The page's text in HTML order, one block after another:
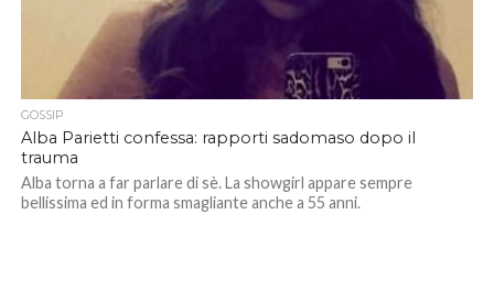
GOSSIP
Alba Parietti confessa: rapporti sadomaso dopo il
trauma
Alba torna a far parlare di sè. La showgirl appare sempre
bellissima ed in forma smagliante anche a 55 anni.